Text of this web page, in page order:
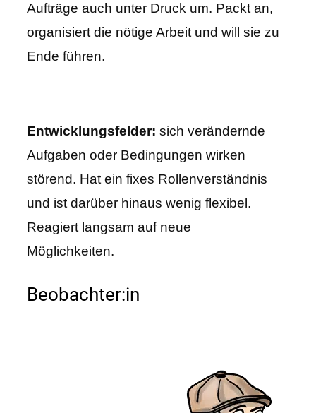
Aufträge auch unter Druck um. Packt an,
organisiert die nötige Arbeit und will sie zu
Ende führen.
Entwicklungsfelder: sich verändernde
Aufgaben oder Bedingungen wirken
störend. Hat ein fixes Rollenverständnis
und ist darüber hinaus wenig flexibel.
Reagiert langsam auf neue
Möglichkeiten.
Beobachter:in